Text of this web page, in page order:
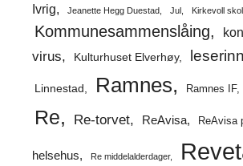
Ivrig
Jeanette Hegg Duestad Jul Kirkevoll
Kommunesammenslåing
virus
Kulturhuset Elverhøy
Linnestad Ramnes Ramnes IF
Re Re-torvet ReAvisa ReAvisa
helsehus Re middelalderdager